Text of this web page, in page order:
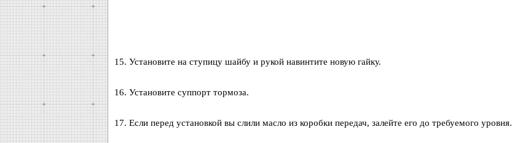
15. Установите на ступицу шайбу и рукой навинтите новую гайку.
16. Установите суппорт тормоза.
17. Если перед установкой вы слили масло из коробки передач, залейте его до требуемого уровня.